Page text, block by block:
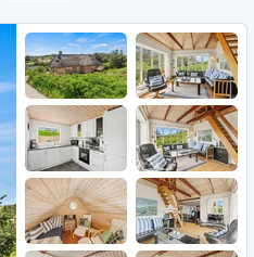
Ferienhaus für Gruppen
Ferienhäuser im Frühjahr
Ferienhäuser im Sommer
Ferienhäuser im Herbst
Ferienhäuser im Winter
Ferienhäuser über Weihnachten
Ferienhäuser über Silvester